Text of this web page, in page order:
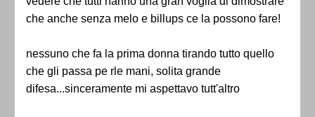
che anche senza melo e billups ce la possono fare!
nessuno che fa la prima donna tirando tutto quello
che gli passa pe rle mani, solita grande
difesa...sinceramente mi aspettavo tutt'altro